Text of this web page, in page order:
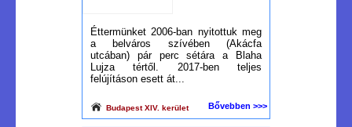
Éttermünket 2006-ban nyitottuk meg
a belváros szívében (Akácfa
utcában) pár perc sétára a Blaha
Lujza tértől. 2017-ben teljes
felújításon esett át...
Budapest XIV. kerület Bővebben >>>